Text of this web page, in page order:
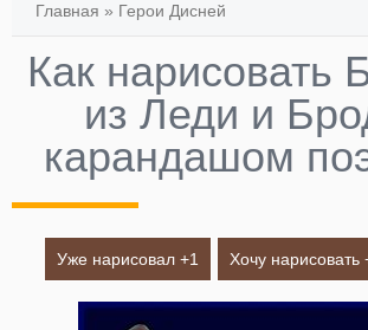
Главная » Герои Дисней
Как нарисовать
из Леди и
карандашом
Уже нарисовал +1 Хочу нарисовать